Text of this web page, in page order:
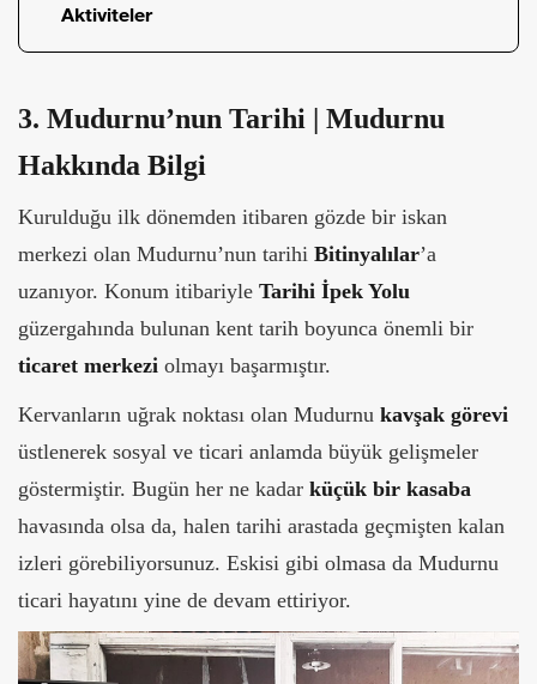
Aktiviteler
3. Mudurnu’nun Tarihi | Mudurnu
Hakkında Bilgi
Kurulduğu ilk dönemden itibaren gözde bir iskan
merkezi olan Mudurnu’nun tarihi Bitinyalılar’a
uzanıyor. Konum itibariyle Tarihi İpek Yolu
güzergahında bulunan kent tarih boyunca önemli bir
ticaret merkezi olmayı başarmıştır.
Kervanların uğrak noktası olan Mudurnu kavşak görevi
üstlenerek sosyal ve ticari anlamda büyük gelişmeler
göstermiştir. Bugün her ne kadar küçük bir kasaba
havasında olsa da, halen tarihi arastada geçmişten kalan
izleri görebiliyorsunuz. Eskisi gibi olmasa da Mudurnu
ticari hayatını yine de devam ettiriyor.